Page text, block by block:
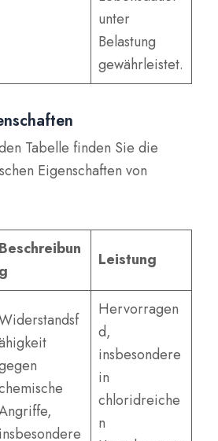
unter
Belastung
gewährleistet.
Tabelle finden Sie die
Eigenschaften von
Beschreibun
g
Leistung
insbesondere
Hervorragen
d,
insbesondere
in
chloridreiche
n